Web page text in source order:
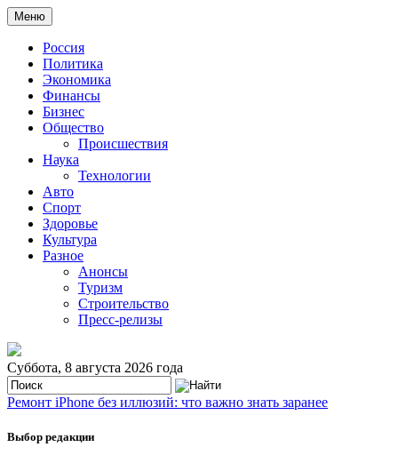
Меню
Россия
Политика
Экономика
Финансы
Бизнес
Общество
Происшествия
Наука
Технологии
Авто
Спорт
Здоровье
Культура
Разное
Анонсы
Туризм
Строительство
Пресс-релизы
Суббота, 8 августа 2026 года
Ремонт iPhone без иллюзий: что важно знать заранее
Выбор редакции